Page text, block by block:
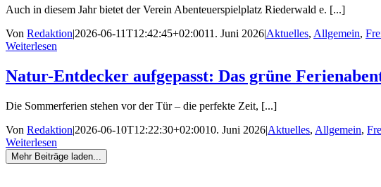
Auch in diesem Jahr bietet der Verein Abenteuerspielplatz Riederwald e. [...]
Von Redaktion|2026-06-11T12:42:45+02:0011. Juni 2026|Aktuelles, Allgemein,
Weiterlesen
Natur-Entdecker aufgepasst: Das grüne
Die Sommerferien stehen vor der Tür – die perfekte Zeit, [...]
Von Redaktion|2026-06-10T12:22:30+02:0010. Juni 2026|Aktuelles, Allgemein,
Weiterlesen
Mehr Beiträge laden...